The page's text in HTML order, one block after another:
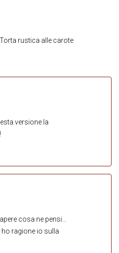
rustica alle carote
versione la
cosa ne pensi…
ragione io sulla